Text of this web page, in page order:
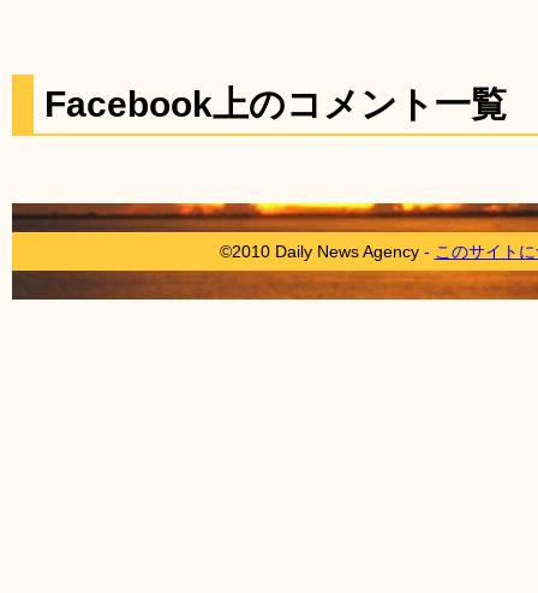
Facebook上のコメント一覧
©2010 Daily News Agency - このサイト